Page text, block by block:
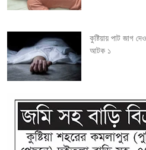
n
কুষ্টিয়ায় পাট জাগ
আটক ১